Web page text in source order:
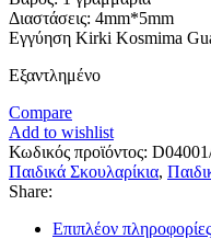
Διαστάσεις: 4mm*5mm
Εγγύηση Kirki Kosmima
Εξαντλημένο
Compare
Add to wishlist
Κωδικός προϊόντος:
Παιδικά Σκουλαρίκια,
Share:
Επιπλέον πληροφορίες